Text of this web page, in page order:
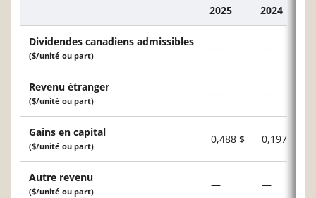
2025 2024
Dividendes canadiens admissibles
($/unité ou part)
— —
Revenu étranger
($/unité ou part)
— —
Gains en capital
($/unité ou part)
0,488 $ 0,197 $
Autre revenu
($/unité ou part)
— —